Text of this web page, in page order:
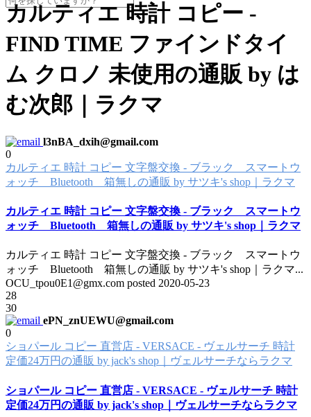
カルティエ 時計 コピー -
FIND TIME ファインドタイ
ム クロノ 未使用の通販 by は
む次郎｜ラクマ
l3nBA_dxih@gmail.com
0
カルティエ 時計 コピー 文字盤交換 - ブラック スマートウ
ォッチ Bluetooth 箱無しの通販 by サツキ's shop｜ラクマ
カルティエ 時計 コピー 文字盤交換 - ブラック スマートウ
ォッチ Bluetooth 箱無しの通販 by サツキ's shop｜ラクマ
カルティエ 時計 コピー 文字盤交換 - ブラック スマートウ
ォッチ Bluetooth 箱無しの通販 by サツキ's shop｜ラクマ...
OCU_tpou0E1@gmx.com posted 2020-05-23
28
30
ePN_znUEWU@gmail.com
0
ショパール コピー 直営店 - VERSACE - ヴェルサーチ 時計
定価24万円の通販 by jack's shop｜ヴェルサーチならラクマ
ショパール コピー 直営店 - VERSACE - ヴェルサーチ 時計
定価24万円の通販 by jack's shop｜ヴェルサーチならラクマ